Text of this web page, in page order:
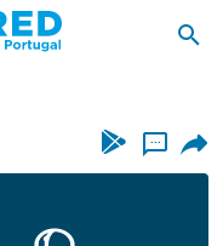
...